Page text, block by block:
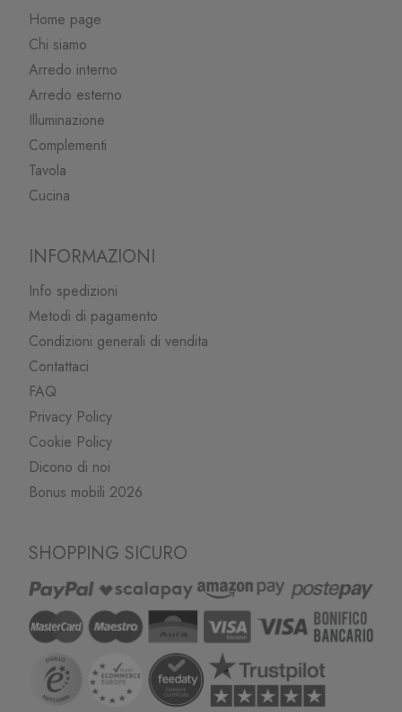
Home page
Chi siamo
Arredo interno
Arredo esterno
Illuminazione
Complementi
Tavola
Cucina
INFORMAZIONI
Info spedizioni
Metodi di pagamento
Condizioni generali di vendita
Contattaci
FAQ
Privacy Policy
Cookie Policy
Dicono di noi
Bonus mobili 2026
SHOPPING SICURO